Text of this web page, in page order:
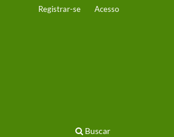
Buscar
Registrar-se Acesso